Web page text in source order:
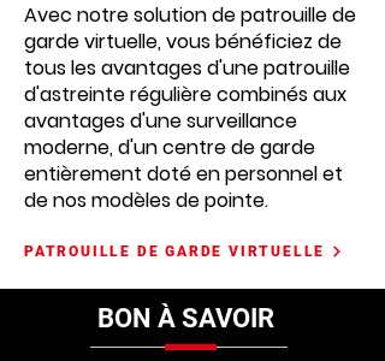
Avec notre solution de patrouille de
garde virtuelle, vous bénéficiez de
tous les avantages d'une patrouille
d'astreinte régulière combinés aux
avantages d'une surveillance
moderne, d'un centre de garde
entièrement doté en personnel et
de nos modèles de pointe.
PATROUILLE DE GARDE VIRTUELLE
BON À SAVOIR